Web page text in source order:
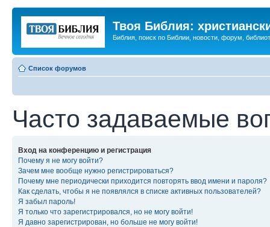
Твоя Библия:
Библия, поиск по Библии, новости, форум,
Список форумов
Часто задаваемые
Вход на конференцию и регистрация
Почему я не могу войти?
Зачем мне вообще нужно регистрироваться?
Почему мне периодически приходится повторять ввод имени и пароля?
Как сделать, чтобы я не появлялся в списке активных пользователей?
Я забыл пароль!
Я только что зарегистрировался, но не могу войти!
Я давно зарегистрирован, но больше не могу войти!